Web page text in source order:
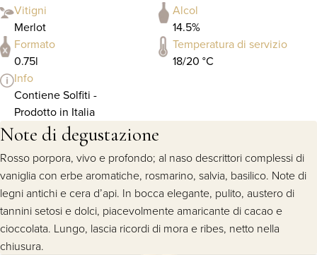
Vitigni
Merlot
Alcol
14.5%
Formato
0.75l
Temperatura di servizio
18/20 °C
Info
Contiene Solfiti -
Prodotto in Italia
Note di degustazione
Rosso porpora, vivo e profondo; al naso descrittori complessi di
vaniglia con erbe aromatiche, rosmarino, salvia, basilico. Note di
legni antichi e cera d’api. In bocca elegante, pulito, austero di
tannini setosi e dolci, piacevolmente amaricante di cacao e
cioccolata. Lungo, lascia ricordi di mora e ribes, netto nella
chiusura.